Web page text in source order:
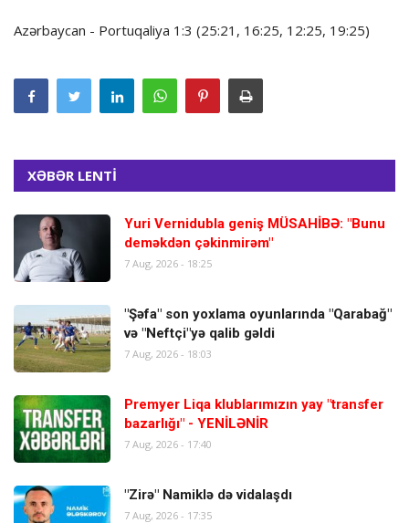
Azərbaycan - Portuqaliya 1:3 (25:21, 16:25, 12:25, 19:25)
XƏBƏR LENTİ
Yuri Vernidubla geniş MÜSAHİBƏ: "Bunu
deməkdən çəkinmirəm"
7 Aug, 2026 - 18:25
"Şəfa" son yoxlama oyunlarında "Qarabağ"
və "Neftçi"yə qalib gəldi
7 Aug, 2026 - 18:03
Premyer Liqa klublarımızın yay "transfer
bazarlığı" - YENİLƏNİR
7 Aug, 2026 - 17:40
"Zirə" Namiklə də vidalaşdı
7 Aug, 2026 - 17:35